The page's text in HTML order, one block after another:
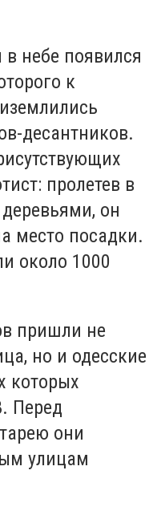
небе появился
к
десантников.
пролетев в
он
место посадки.
около 1000
пришли не
но и одесские
которых
Перед
они
улицам